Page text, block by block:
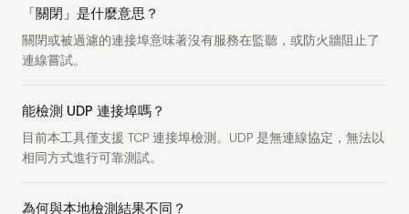
「關閉」是什麼意思？
關閉或被過濾的連接埠意味著沒有服務在監聽，或防火牆阻止了
連線嘗試。
能檢測 UDP 連接埠嗎？
目前本工具僅支援 TCP 連接埠檢測。UDP 是無連線協定，無法以
相同方式進行可靠測試。
為何與本地檢測結果不同？